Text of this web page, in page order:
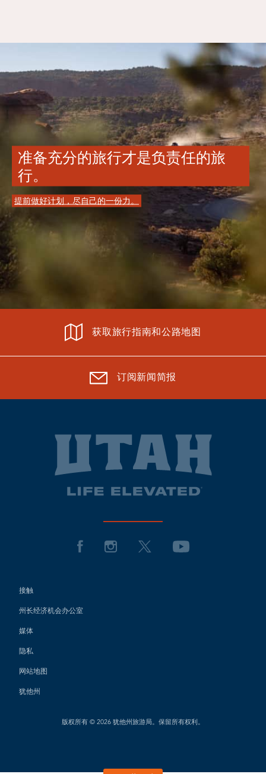
准备充分的旅行才是负责任的旅
行。
提前做好计划，尽自己的一份力。
获取旅行指南和公路地图
订阅新闻简报
接触
州长经济机会办公室
媒体
隐私
网站地图
犹他州
版权所有 © 2026 犹他州旅游局。保留所有权利。